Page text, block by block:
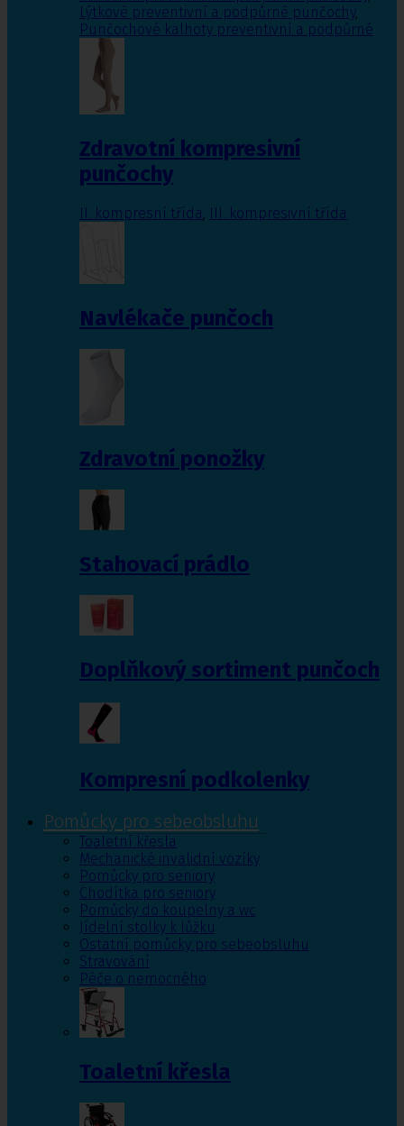
Lýtkové preventivní a podpůrné punčochy,
Punčochové kalhoty preventivní a podpůrné
Zdravotní kompresivní
punčochy
II. kompresní třída III. kompresivní třída
Navlékače punčoch
Zdravotní ponožky
Stahovací prádlo
Doplňkový sortiment punčoch
Kompresní podkolenky
Pomůcky pro sebeobsluhu
Toaletní křesla
Mechanické invalidní vozíky
Pomůcky pro seniory
Chodítka pro seniory
Pomůcky do koupelny a wc
Jídelní stolky k lůžku
Ostatní pomůcky pro sebeobsluhu
Stravování
Péče o nemocného
Toaletní křesla